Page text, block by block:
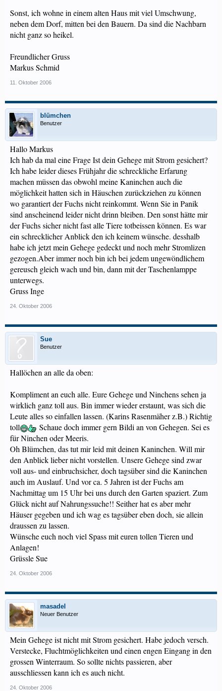
Sonst, ich wohne in einem alten Haus mit viel Umschwung,
neben dem Dorf, mitten bei den Bauern. Da sind die Nachbarn
nicht ganz so heikel.
Freundlicher Gruss
Markus Schmid
11. Oktober 2006
blümchen
Benutzer
Hallo Markus
Ich hab da mal eine Frage Ist dein Gehege mit Strom gesichert?
Ich habe leider dieses Frühjahr die schreckliche Erfarung
machen müssen das obwohl meine Kaninchen auch die
möglichkeit hatten sich in Häuschen zurückziehen zu können
wo garantiert der Fuchs nicht reinkommt. Wenn Sie in Panik
sind anscheinend leider nicht drinn bleiben. Den sonst hätte mir
der Fuchs sicher nicht fast alle Tiere totbeissen können. Es war
ein schrecklicher Anblick den ich keinem wünsche. desshalb
habe ich jetzt mein Gehege gedeckt und noch mehr Stromlizen
gezogen.Aber immer noch bin ich bei jedem ungewöndlichem
gereusch gleich wach und bin, dann mit der Taschenlamppe
unterwegs.
Gruss Inge
24. Oktober 2006
Sue
Benutzer
Hallöchen an alle da oben:
Kompliment an euch alle. Eure Gehege und Ninchens sehen ja
wirklich ganz toll aus. Bin immer wieder erstaunt, was sich die
Leute alles so einfallen lassen. (Karins Rasenmäher z.B.) Richtig
toll
Schaue doch immer gern Bildi an von Gehegen. Sei es
für Ninchen oder Meeris.
Oh Blümchen, das tut mir leid mit deinen Kaninchen. Will mir
den Anblick lieber nicht vorstellen. Unsere Gehege sind zwar
voll aus- und einbruchsicher, doch tagsüber sind die Kaninchen
auch im Auslauf. Und vor ca. 5 Jahren ist der Fuchs am
Nachmittag um 15 Uhr bei uns durch den Garten spaziert. Zum
Glück nicht auf Nahrungssuche!! Seither hat es aber mehr
Häuser gegeben und ich wag es tagsüber eben doch, sie allein
draussen zu lassen.
Wünsche euch noch viel Spass mit euren tollen Tieren und
Anlagen!
Grüssle Sue
24. Oktober 2006
masadel
Neuer Benutzer
Mein Gehege ist nicht mit Strom gesichert. Habe jedoch versch.
Verstecke, Fluchtmöglichkeiten und einen engen Eingang in den
grossen Winterraum. So sollte nichts passieren, aber
ausschliessen kann ich es auch nicht.
24. Oktober 2006